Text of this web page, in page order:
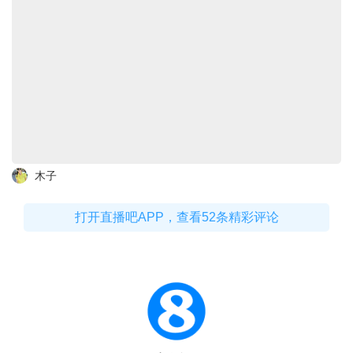
木子
打开直播吧APP，查看52条精彩评论